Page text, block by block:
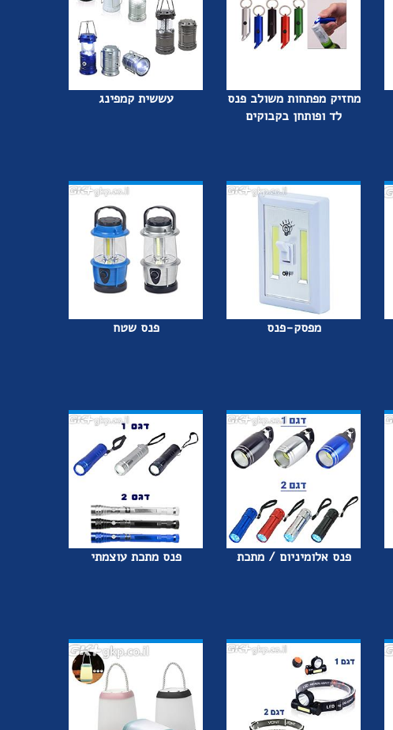
מחזיק מפתחות משולב פנס
לד ופותחן בקבוקים
עששית קמפינג
מפסק-פנס פנס שטח
פנס אלומיניום / מתכת פנס מתכת עוצמתי